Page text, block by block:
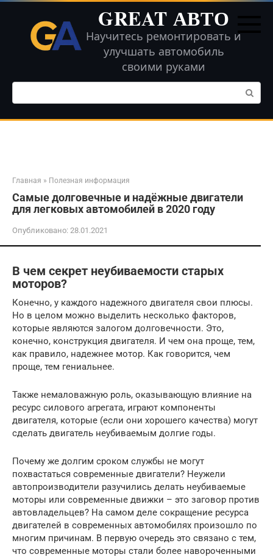
Перейти
контенту
GREAT АВТО
Научитесь ремонтировать и
улучшать автомобиль
своими руками
Поиск:
Главная » Полезная информация
Самые долговечные и надёжные двигатели
для легковых автомобилей в 2020 году
Опубликовано: 28.01.2021
В чем секрет неубиваемости старых
моторов?
Конечно, у каждого надежного двигателя свои плюсы.
Но в целом можно выделить несколько факторов,
которые являются залогом долговечности. Это,
конечно, конструкция двигателя. И чем она проще, тем,
как правило, надежнее мотор. Как говорится, чем
проще, тем гениальнее.
Также немаловажную роль, оказывающую влияние на
ресурс силового агрегата, играют компоненты
двигателя, которые (если они хорошего качества) могут
сделать двигатель неубиваемым долгие годы.
Почему же долгим сроком службы не могут
похвастаться современные двигатели? Неужели
автопроизводители разучились делать неубиваемые
моторы или современные движки – это заговор против
автовладельцев? На самом деле сокращение ресурса
двигателей в современных автомобилях произошло по
многим причинам. В первую очередь это связано с тем,
что современные моторы стали более навороченными